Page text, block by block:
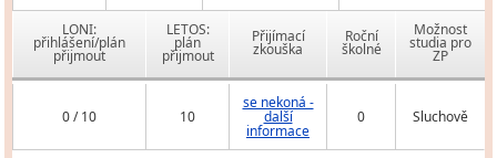
LONI:
přihlášení/plán
přijmout
LETOS:
plán
přijmout
Přijímací
zkouška
Roční
školné
Možnost
studia pro
ZP
0 / 10 10
se nekoná -
další
informace
0 Sluchově